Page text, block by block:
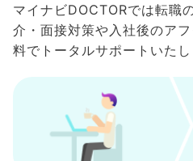
マイナビDOCTORでは転職
介・面接対策や入社後のア
料でトータルサポートいたし